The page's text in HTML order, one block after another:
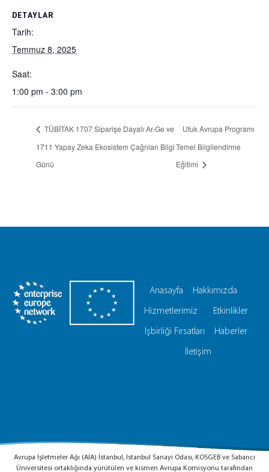
DETAYLAR
Tarih:
Temmuz 8, 2025
Saat:
1:00 pm - 3:00 pm
TÜBİTAK 1707 Siparişe Dayalı Ar-Ge ve
1711 Yapay Zeka Ekosistem Çağrıları Bilgi
Günü
Ufuk Avrupa Programı
Temel Bilgilendirme
Eğitimi
Anasayfa Hakkımızda
Hizmetlerimiz Etkinlikler
İşbirliği Fırsatları Haberler
İletişim
Avrupa İşletmeler Ağı (AİA) İstanbul, İstanbul Sanayi Odası, KOSGEB ve Sabancı
Üniversitesi ortaklığında yürütülen ve kısmen Avrupa Komisyonu tarafından